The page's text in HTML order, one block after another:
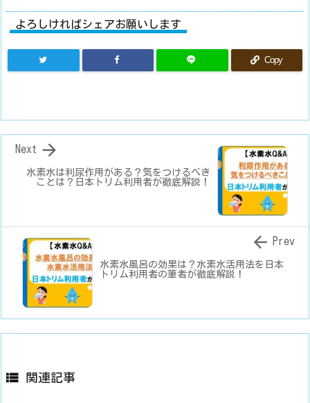
よろしければシェアお願いします
Copy
水素水は利尿作用がある？気をつけるべき
ことは？日本トリム利用者が徹底解説！

Next
水素水風呂の効果は？水素水活用法を日本
トリム利用者の筆者が徹底解説！
 Prev
 関連記事